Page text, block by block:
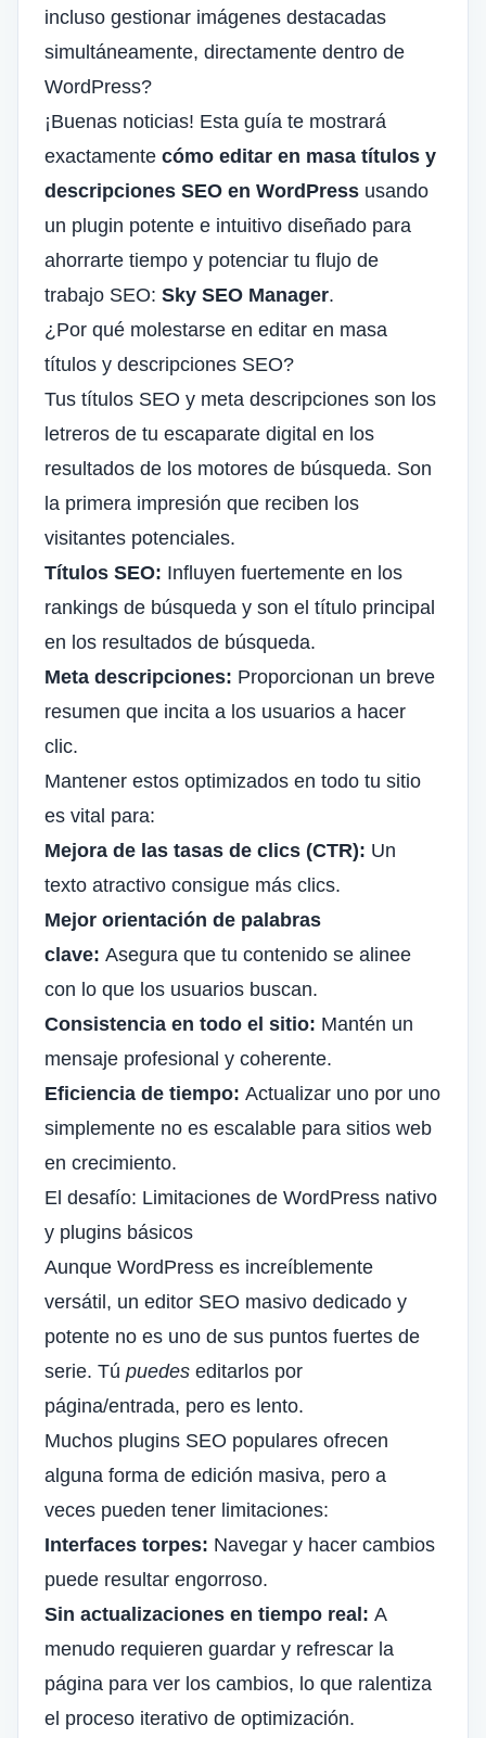
incluso gestionar imágenes destacadas
simultáneamente, directamente dentro de
WordPress?
¡Buenas noticias! Esta guía te mostrará
exactamente cómo editar en masa títulos y
descripciones SEO en WordPress usando
un plugin potente e intuitivo diseñado para
ahorrarte tiempo y potenciar tu flujo de
trabajo SEO: Sky SEO Manager.
¿Por qué molestarse en editar en masa
títulos y descripciones SEO?
Tus títulos SEO y meta descripciones son los
letreros de tu escaparate digital en los
resultados de los motores de búsqueda. Son
la primera impresión que reciben los
visitantes potenciales.
Títulos SEO: Influyen fuertemente en los
rankings de búsqueda y son el título principal
en los resultados de búsqueda.
Meta descripciones: Proporcionan un breve
resumen que incita a los usuarios a hacer
clic.
Mantener estos optimizados en todo tu sitio
es vital para:
Mejora de las tasas de clics (CTR): Un
texto atractivo consigue más clics.
Mejor orientación de palabras
clave: Asegura que tu contenido se alinee
con lo que los usuarios buscan.
Consistencia en todo el sitio: Mantén un
mensaje profesional y coherente.
Eficiencia de tiempo: Actualizar uno por uno
simplemente no es escalable para sitios web
en crecimiento.
El desafío: Limitaciones de WordPress nativo
y plugins básicos
Aunque WordPress es increíblemente
versátil, un editor SEO masivo dedicado y
potente no es uno de sus puntos fuertes de
serie. Tú puedes editarlos por
página/entrada, pero es lento.
Muchos plugins SEO populares ofrecen
alguna forma de edición masiva, pero a
veces pueden tener limitaciones:
Interfaces torpes: Navegar y hacer cambios
puede resultar engorroso.
Sin actualizaciones en tiempo real: A
menudo requieren guardar y refrescar la
página para ver los cambios, lo que ralentiza
el proceso iterativo de optimización.